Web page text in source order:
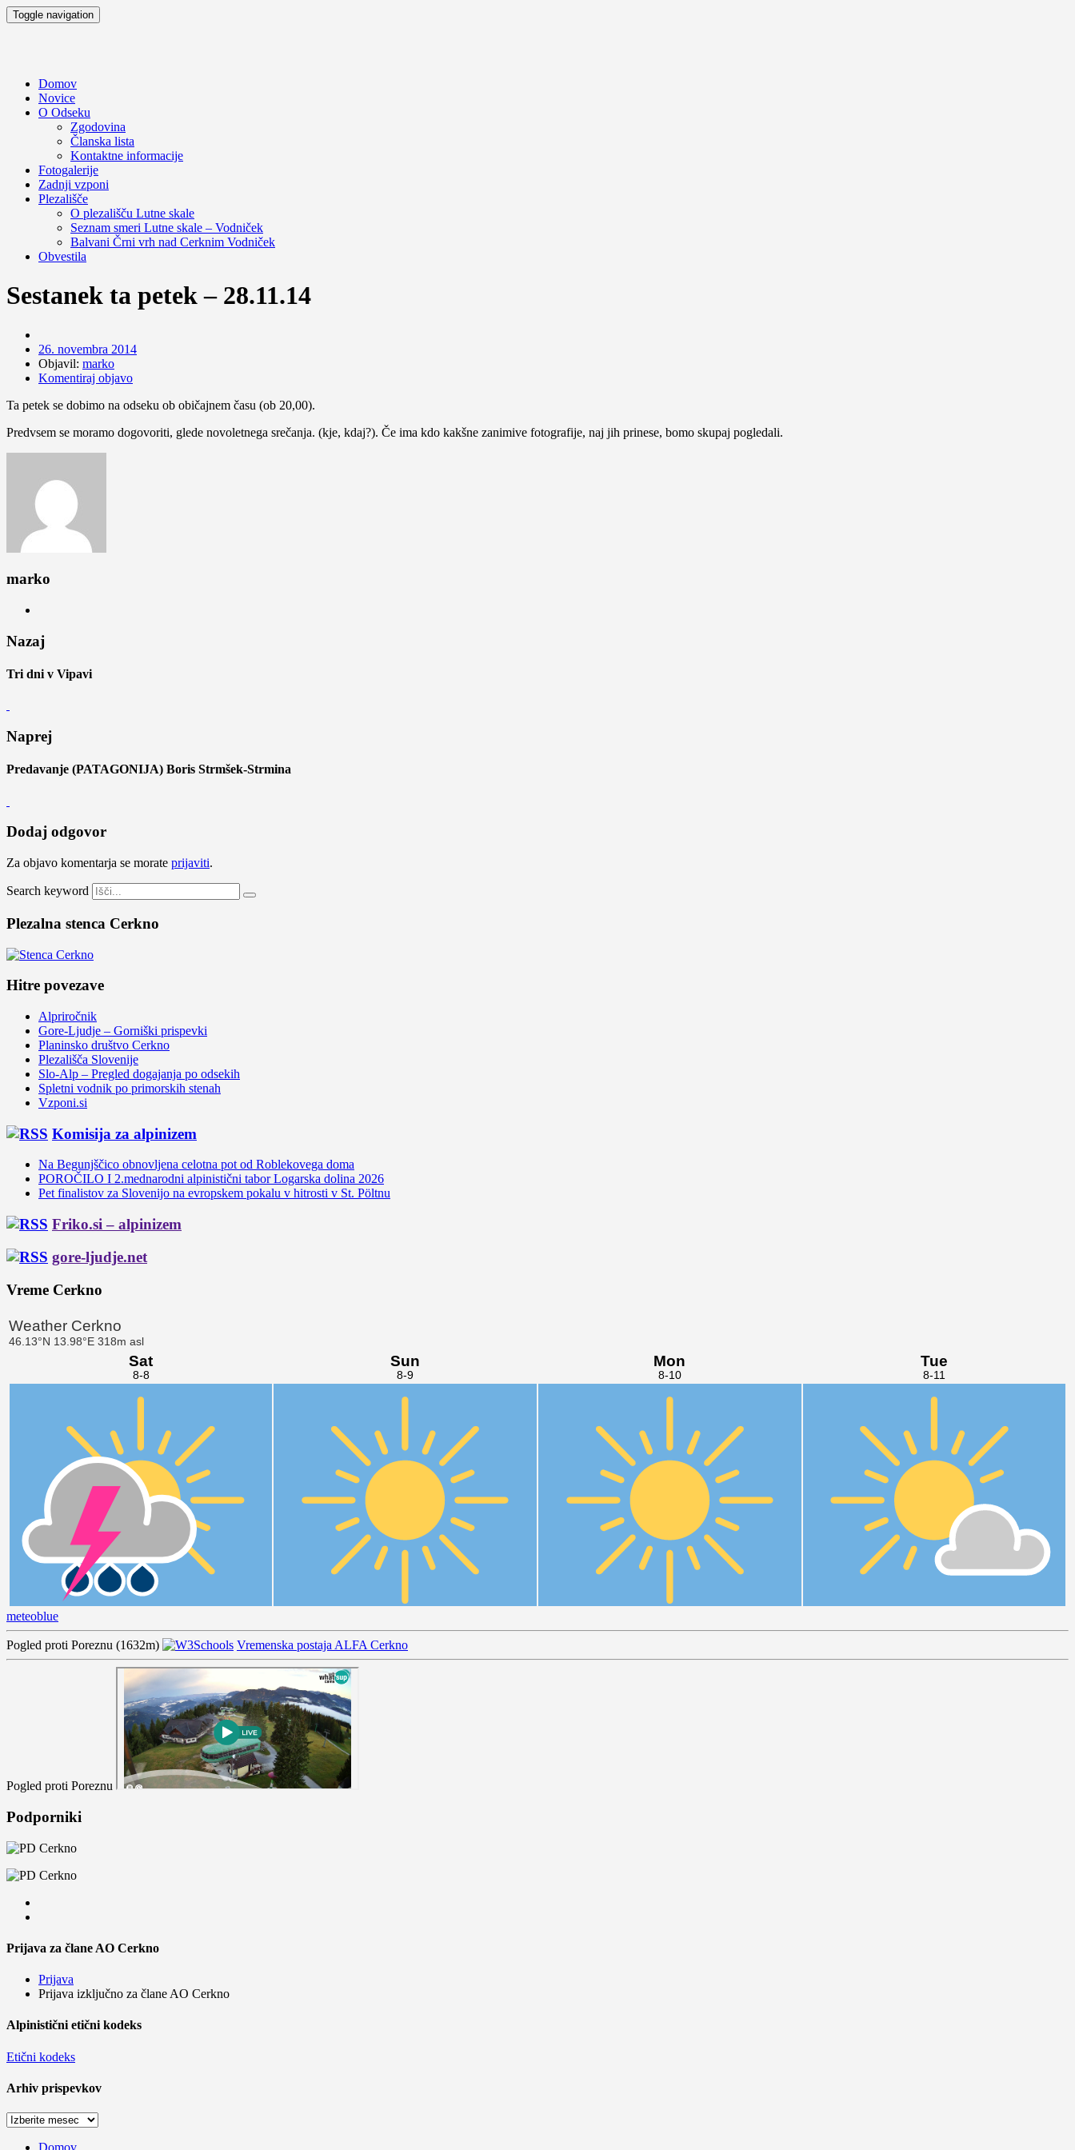
Toggle navigation
Domov
Novice
O Odseku
Zgodovina
Članska lista
Kontaktne informacije
Fotogalerije
Zadnji vzponi
Plezališče
O plezališču Lutne skale
Seznam smeri Lutne skale – Vodniček
Balvani Črni vrh nad Cerknim Vodniček
Obvestila
Sestanek ta petek – 28.11.14
26. novembra 2014
Objavil: marko
Komentiraj objavo
Ta petek se dobimo na odseku ob običajnem času (ob 20,00).
Predvsem se moramo dogovoriti, glede novoletnega srečanja. (kje, kdaj?). Če ima kdo kakšne zanimive fotografije, naj jih prinese, bomo skupaj pogledali.
marko
Nazaj
Tri dni v Vipavi
Naprej
Predavanje (PATAGONIJA) Boris Strmšek-Strmina
Dodaj odgovor
Za objavo komentarja se morate prijaviti.
Search keyword
Plezalna stenca Cerkno
Hitre povezave
Alpriročnik
Gore-Ljudje – Gorniški prispevki
Planinsko društvo Cerkno
Plezališča Slovenije
Slo-Alp – Pregled dogajanja po odsekih
Spletni vodnik po primorskih stenah
Vzponi.si
Komisija za alpinizem
Na Begunjščico obnovljena celotna pot od Roblekovega doma
POROČILO I 2.mednarodni alpinistični tabor Logarska dolina 2026
Pet finalistov za Slovenijo na evropskem pokalu v hitrosti v St. Pöltnu
Friko.si – alpinizem
gore-ljudje.net
Vreme Cerkno
meteoblue
Pogled proti Poreznu (1632m) Vremenska postaja ALFA Cerkno
Pogled proti Poreznu
Podporniki
Prijava za člane AO Cerkno
Prijava
Prijava izključno za člane AO Cerkno
Alpinistični etični kodeks
Etični kodeks
Arhiv prispevkov
Arhiv